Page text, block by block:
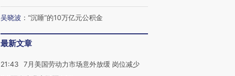
吴晓波 ： “沉睡”的10万亿元公积金
最新文章
21:43
7月美国劳动力市场意外放缓 岗位减少